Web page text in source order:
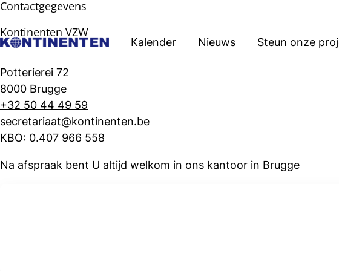
Kalender Nieuws Steun onze
Contactgegevens
Kontinenten VZW
Potterierei 72
8000 Brugge
+32 50 44 49 59
secretariaat@kontinenten.be
KBO: 0.407 966 558
Na afspraak bent U altijd welkom in ons kantoor in Brugge